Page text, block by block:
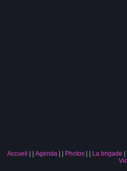
Accueil Agenda| Photos| La brigade